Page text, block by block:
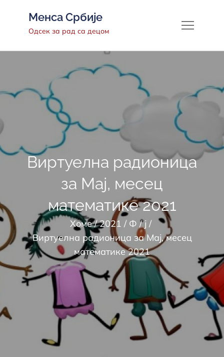
цонтент
Менса Србије
Одсек за рад са децом
Виртуелна радионица
за Мај, месец
математике 2021
Хоме 2021 Ф
ј
Виртуелна радионица за Мај, месец
математике 2021